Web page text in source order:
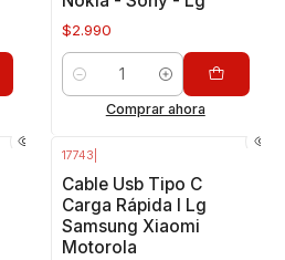
$2.990
Cantidad
Comprar ahora
17743
Cable Usb Tipo C
Carga Rápida I Lg
Samsung Xiaomi
Motorola